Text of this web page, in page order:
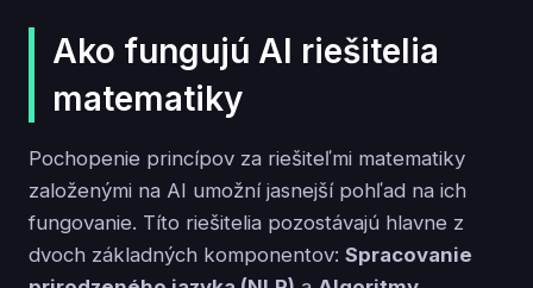
Ako fungujú AI riešitelia
matematiky
Pochopenie princípov za riešiteľmi matematiky
založenými na AI umožní jasnejší pohľad na ich
fungovanie. Títo riešitelia pozostávajú hlavne z
dvoch základných komponentov: Spracovanie